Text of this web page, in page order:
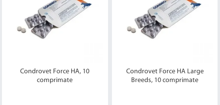
Condrovet Force HA, 10
comprimate
Condrovet Force HA Large
Breeds, 10 comprimate